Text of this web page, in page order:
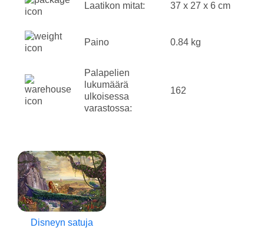
Laatikon mitat: 37 x 27 x 6 cm
Paino 0.84 kg
Palapelien
lukumäärä
ulkoisessa
varastossa:
162
Disneyn satuja